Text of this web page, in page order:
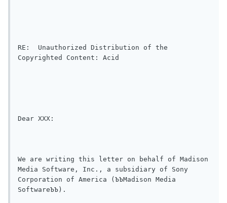
RE:  Unauthorized Distribution of the
Copyrighted Content: Acid
Dear XXX:
We are writing this letter on behalf of Madison
Media Software, Inc., a subsidiary of Sony
Corporation of America (ЪЪMadison Media
SoftwareЪЪ).